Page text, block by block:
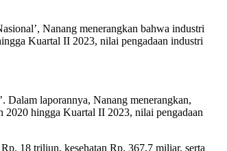
Nanang menerangkan bahwa industri
Kuartal II 2023, nilai pengadaan industri
Dalam laporannya, Nanang menerangkan,
2020 hingga Kuartal II 2023, nilai pengadaan
18 triliun, kesehatan Rp. 367,7 miliar, serta